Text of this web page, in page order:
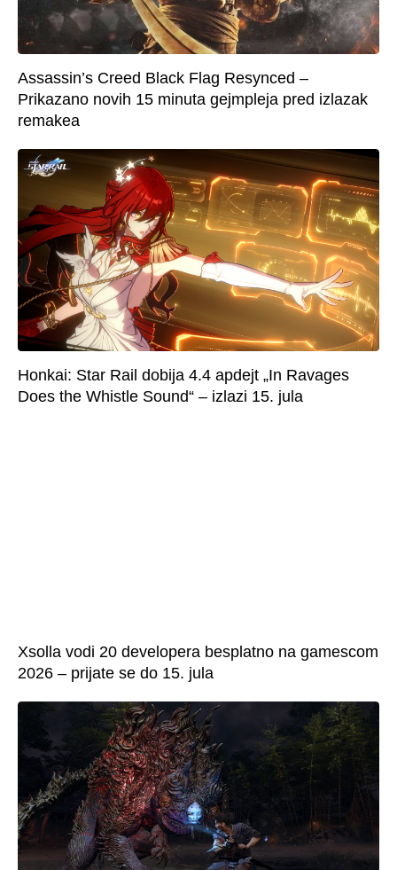
Assassin’s Creed Black Flag Resynced –
Prikazano novih 15 minuta gejmpleja pred izlazak
remakea
Honkai: Star Rail dobija 4.4 apdejt „In Ravages
Does the Whistle Sound“ – izlazi 15. jula
Xsolla vodi 20 developera besplatno na gamescom
2026 – prijate se do 15. jula